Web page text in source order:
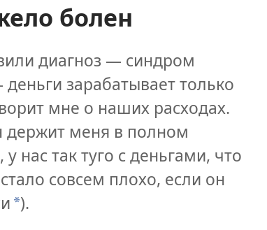
болен
диагноз — синдром
зарабатывает только
мне о наших расходах.
меня в полном
нас так туго с деньгами, что
совсем плохо, если он
*).